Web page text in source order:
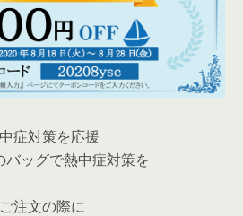
症対策を応援
バッグで熱中症対策を
ご注文の際に